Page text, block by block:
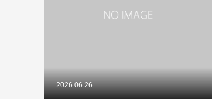
2026.06.26